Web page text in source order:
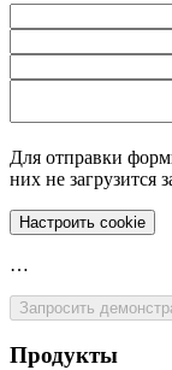
Для отправки
них не загрузится
Настроить cookie
…
Запросить
Продукты